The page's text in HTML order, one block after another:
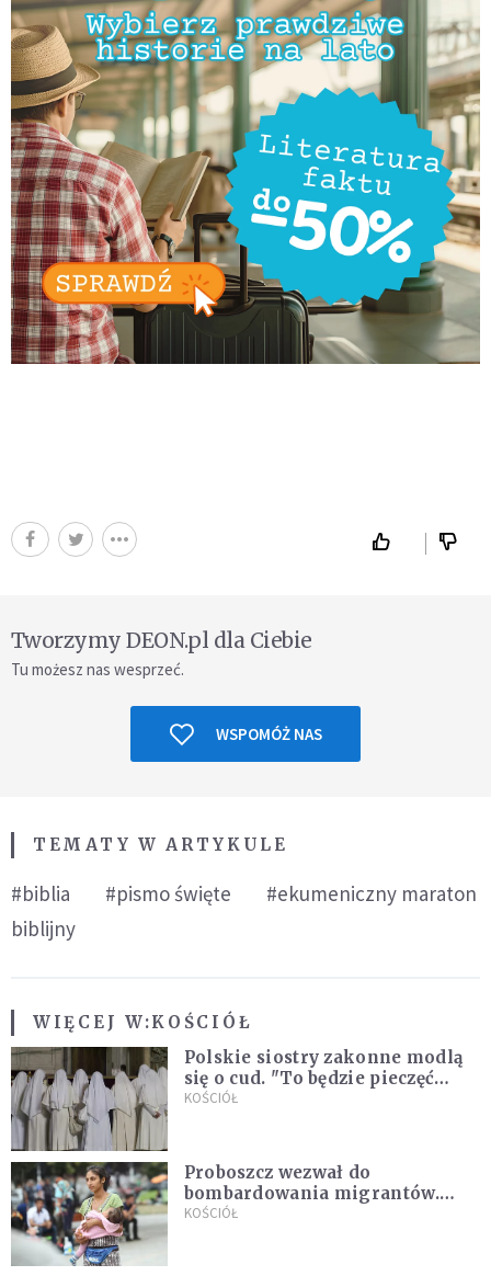
Tworzymy DEON.pl dla Ciebie
Tu możesz nas wesprzeć.
WSPOMÓŻ NAS
TEMATY W ARTYKULE
#biblia #pismo święte
#ekumeniczny maraton
biblijny
WIĘCEJ W:KOŚCIÓŁ
Polskie siostry zakonne modlą
się o cud. "To będzie pieczęć
Pana Boga dla naszej wiary"
KOŚCIÓŁ
Proboszcz wezwał do
bombardowania migrantów.
"Masowy ogień przeciwko
KOŚCIÓŁ